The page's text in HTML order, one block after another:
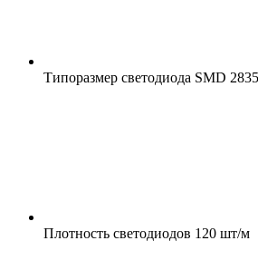
Типоразмер светодиода SMD 2835
Плотность светодиодов 120 шт/м